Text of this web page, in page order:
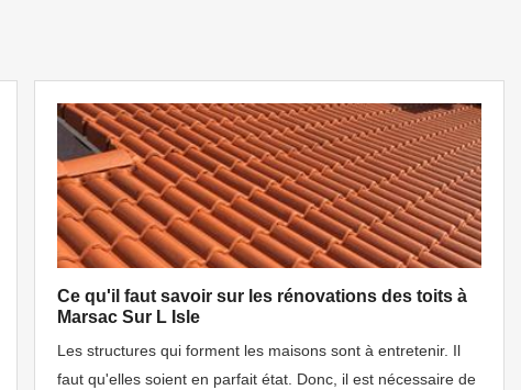
Ce qu'il faut savoir sur les rénovations des toits à
Marsac Sur L Isle
Les structures qui forment les maisons sont à entretenir. Il
faut qu'elles soient en parfait état. Donc, il est nécessaire de